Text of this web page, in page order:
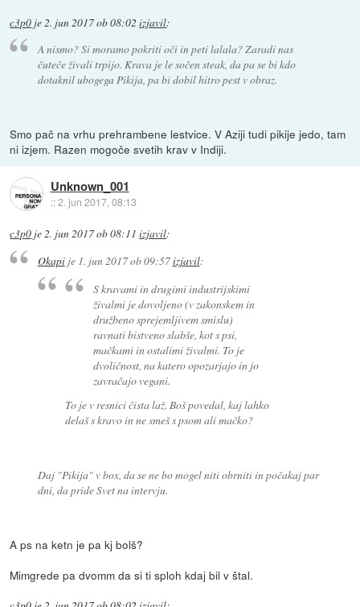
c3p0 je2. jun 2017 ob 08:02 izjavil:
A nismo? Si moramo pokriti oči in peti lalala? Zaradi nas
čuteče živali trpijo. Krava je le sočen steak, da pa se bi kdo
dotaknil ubogega Pikija, pa bi dobil hitro pest v obraz.
Smo pač na vrhu prehrambene lestvice. V Aziji tudi pikije jedo, tam
ni izjem. Razen mogoče svetih krav v Indiji.
Unknown_001
::2. jun 2017, 08:13
c3p0 je2. jun 2017 ob 08:11 izjavil:
Okapije 1. jun 2017 ob 09:57izjavil:
S kravami in drugimi industrijskimi
živalmi je dovoljeno (v zakonskem in
družbeno sprejemljivem smislu)
ravnati bistveno slabše, kot s psi,
mačkami in ostalimi živalmi. To je
dvoličnost, na katero opozarjajo in jo
zavračajo vegani.
To je v resnici čista laž. Boš povedal, kaj lahko
delaš s kravo in ne smeš s psom ali mačko?
Daj "Pikija" v box, da se ne bo mogel niti obrniti in počakaj par
dni, da pride Svet na intervju.
A ps na ketn je pa kj bolš?
Mimgrede pa dvomm da si ti sploh kdaj bil v štal.